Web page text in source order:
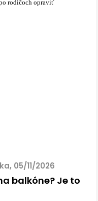
rodičoch opraviť
05/11/2026
balkóne? Je to